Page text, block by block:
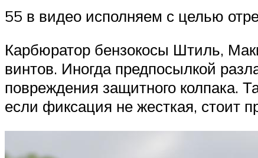
55 в видео исполняем с целью
Карбюратор бензокосы Штиль,
винтов. Иногда предпосылкой
повреждения защитного колпака.
если фиксация не жесткая, стоит